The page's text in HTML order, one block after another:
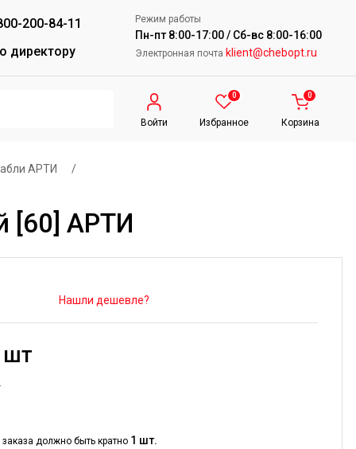
200-84-11
директору
Режим работы
Пн-пт 8:00-17:00 / Сб-вс 8:00-16:00
Электронная почта klient@chebopt.ru
Войти
0
Избранное
0
Корзина
АРТИ /
[60] АРТИ
Нашли дешевле?
шт
должно быть кратно 1 шт.